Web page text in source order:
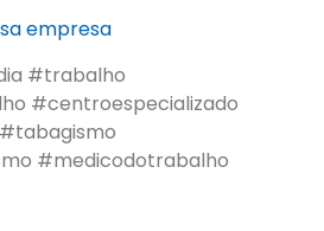
empresa
#trabalho
#centroespecializado
#medicodotrabalho